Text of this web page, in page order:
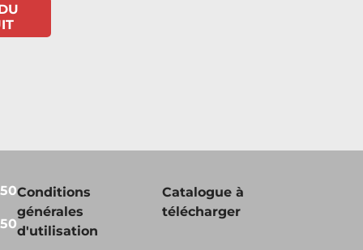
Conditions
générales
d'utilisation
Catalogue à
télécharger